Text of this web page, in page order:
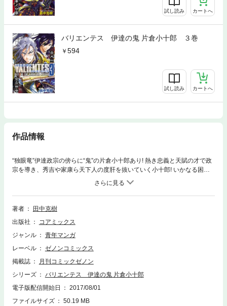
試し読み カートへ
バリエンテス 伊達の鬼 片倉小十郎 ３巻
594
試し読み カートへ
作品情報
“独眼竜”伊達政宗の傍らに“鬼”の片倉小十郎あり! 熱き忠義と天賦の才で政
宗を導き、秀吉や家康ら天下人の度肝を抜いていく小十郎! いかなる困難
をも打開する、勇猛かつ絢爛な“天下の伊達者”の生き様がここに!!
著者
田中克樹
出版社
コアミックス
ジャンル
青年マンガ
レーベル
ゼノンコミックス
掲載誌
月刊コミックゼノン
シリーズ
バリエンテス 伊達の鬼 片倉小十郎
電子版配信開始日
2017/08/01
ファイルサイズ
50.19 MB